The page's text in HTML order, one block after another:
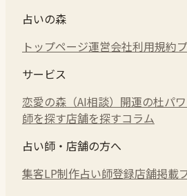
占いの森
トップページ運営会社利用規約
サービス
恋愛の森（AI相談） 開運の杜パ
師を探す店舗を探すコラム
占い師・店舗の方へ
集客LP制作占い師登録店舗掲載